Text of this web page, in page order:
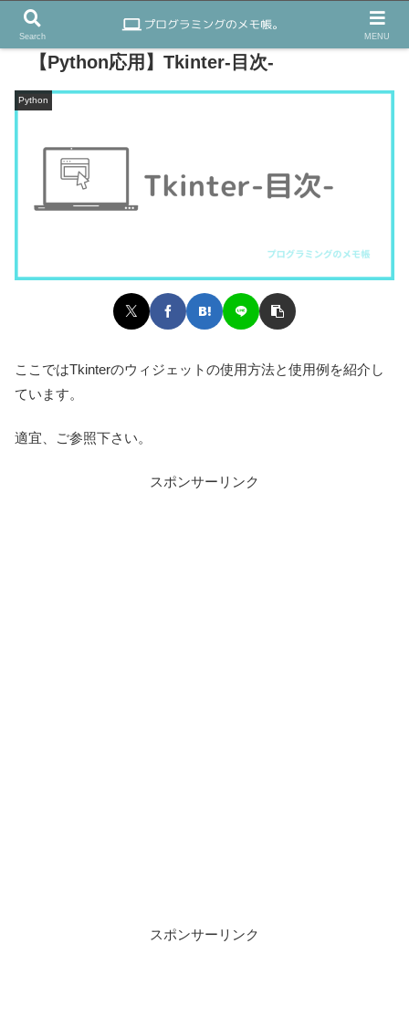
【Python応用】Tkinter-目次-
Python
ここではTkinterのウィジェットの使用方法と使用例を紹介し
ています。
適宜、ご参照下さい。
スポンサーリンク
スポンサーリンク
Search MENU